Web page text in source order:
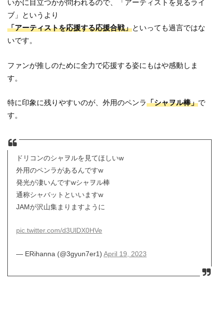
いかに目立つかが問われるので、「アーティストを見るライ
ブ」というより
「アーティストを応援する応援合戦」といっても過言ではな
いです。
ファンが推しのために全力で応援する姿にもはや感動しま
す。
特に印象に残りやすいのが、外用のペンラ「シャヲル棒」で
す。
ドリコンのシャヲルを見てほしいw
外用のペンラがあるんですw
発光が凄いんですwシャヲル棒
通称シャバットといいますw
JAMが沢山集まりますように
pic.twitter.com/d3UlDX0HVe
— ERihanna (@3gyun7er1) April 19, 2023